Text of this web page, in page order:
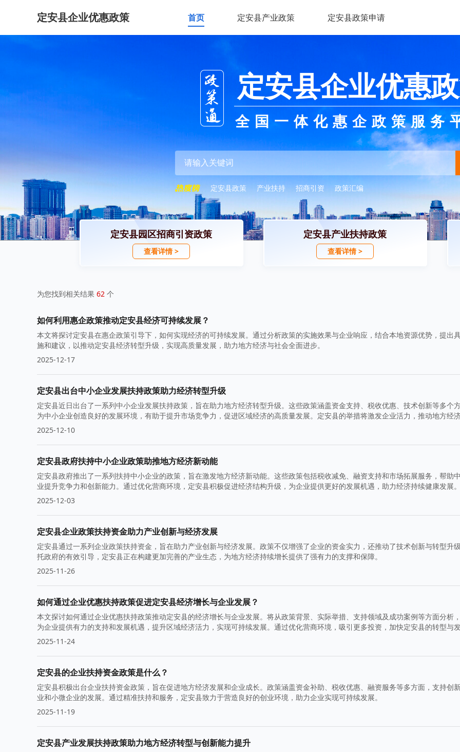
定安县企业优惠政策 首页 定安县产业政策 定安县政策申请
定安县企业优惠
全国一体化惠企政策服务
定安县政策 产业扶持 招商引资 政策汇编
定安县园区招商引资政策
查看详情 >
定安县产业扶持政策
查看详情 >
为您找到相关结果 62 个
如何利用惠企政策推动定安县经济可持续发展？
本文将探讨定安县在惠企政策引导下，如何实现经济的可持续发展。通过分析政策的实施效果与企业响应，结合本地资源优势，提出
施和建议，以推动定安县经济转型升级，实现高质量发展，助力地方经济与社会全面进步。
2025-12-17
定安县出台中小企业发展扶持政策助力经济转型升级
定安县近日出台了一系列中小企业发展扶持政策，旨在助力地方经济转型升级。这些政策涵盖资金支持、税收优惠、技术创新等多个方
为中小企业创造良好的发展环境，有助于提升市场竞争力，促进区域经济的高质量发展。定安县的举措将激发企业活力，推动地方经
续健康增长。
2025-12-10
定安县政府扶持中小企业政策助推地方经济新动能
定安县政府推出了一系列扶持中小企业的政策，旨在激发地方经济新动能。这些政策包括税收减免、融资支持和市场拓展服务，帮助
业提升竞争力和创新能力。通过优化营商环境，定安县积极促进经济结构升级，为企业提供更好的发展机遇，助力经济持续健康发展。
2025-12-03
定安县企业政策扶持资金助力产业创新与经济发展
定安县通过一系列企业政策扶持资金，旨在助力产业创新与经济发展。政策不仅增强了企业的资金实力，还推动了技术创新与转型升
托政府的有效引导，定安县正在构建更加完善的产业生态，为地方经济持续增长提供了强有力的支撑和保障。
2025-11-26
如何通过企业优惠扶持政策促进定安县经济增长与企业发展？
本文探讨如何通过企业优惠扶持政策推动定安县的经济增长与企业发展。将从政策背景、实际举措、支持领域及成功案例等方面分析
为企业提供有力的支持和发展机遇，提升区域经济活力，实现可持续发展。通过优化营商环境，吸引更多投资，加快定安县的转型与
伐。
2025-11-24
定安县的企业扶持资金政策是什么？
定安县积极出台企业扶持资金政策，旨在促进地方经济发展和企业成长。政策涵盖资金补助、税收优惠、融资服务等多方面，支持创
业和小微企业的发展。通过精准扶持和服务，定安县致力于营造良好的创业环境，助力企业实现可持续发展。
2025-11-19
定安县产业发展扶持政策助力地方经济转型与创新能力提升